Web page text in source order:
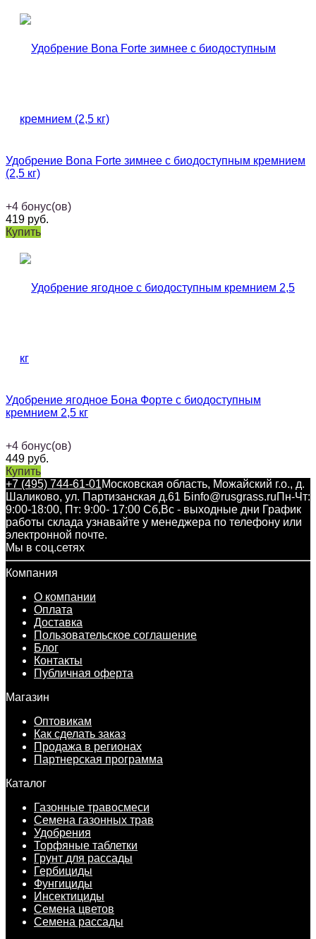
Удобрение Bona Forte зимнее с биодоступным кремнием
(2,5 кг)
+4 бонус(ов)
419 руб.
Купить
Удобрение ягодное Бона Форте с биодоступным
кремнием 2,5 кг
+4 бонус(ов)
449 руб.
Купить
+7 (495) 744-61-01Московская область, Можайский г.о., д.
Шаликово, ул. Партизанская д.61 Бinfo@rusgrass.ruПн-Чт:
9:00-18:00, Пт: 9:00- 17:00 Сб,Вс - выходные дни График
работы склада узнавайте у менеджера по телефону или
электронной почте.
Мы в соц.сетях
Компания
О компании
Оплата
Доставка
Пользовательское соглашение
Блог
Контакты
Публичная оферта
Магазин
Оптовикам
Как сделать заказ
Продажа в регионах
Партнерская программа
Каталог
Газонные травосмеси
Семена газонных трав
Удобрения
Торфяные таблетки
Грунт для рассады
Гербициды
Фунгициды
Инсектициды
Семена цветов
Семена рассады